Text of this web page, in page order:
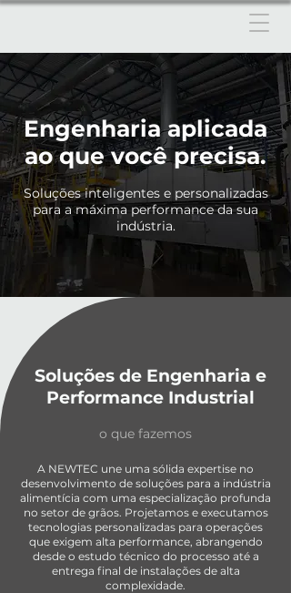
Engenharia aplicada
ao que você precisa.
Soluções inteligentes e personalizadas
para a máxima performance da sua
indústria.
Soluções de Engenharia e
Performance Industrial
o que fazemos
A NEWTEC une uma sólida expertise no
desenvolvimento de soluções para a indústria
alimentícia com uma especialização profunda
no setor de grãos. Projetamos e executamos
tecnologias personalizadas para operações
que exigem alta performance, abrangendo
desde o estudo técnico do processo até a
entrega final de instalações de alta
complexidade.